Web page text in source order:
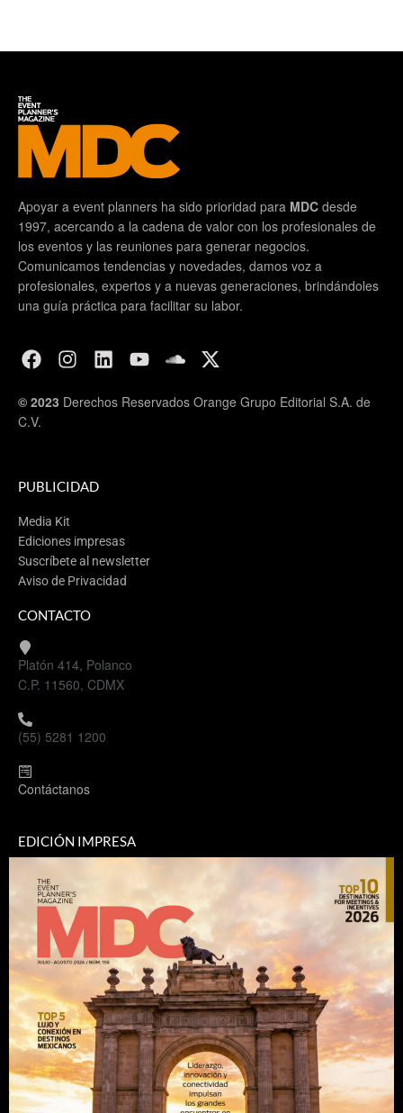
Apoyar a event planners ha sido prioridad para MDC desde
1997, acercando a la cadena de valor con los profesionales de
los eventos y las reuniones para generar negocios.
Comunicamos tendencias y novedades, damos voz a
profesionales, expertos y a nuevas generaciones, brindándoles
una guía práctica para facilitar su labor.
© 2023 Derechos Reservados Orange Grupo Editorial S.A. de
C.V.
PUBLICIDAD
Media Kit
Ediciones impresas
Suscríbete al newsletter
Aviso de Privacidad
CONTACTO
Platón 414, Polanco
C.P. 11560, CDMX
(55) 5281 1200
Contáctanos
EDICIÓN IMPRESA